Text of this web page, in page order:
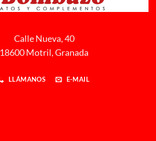
Calle Nueva, 40
18600 Motril, Granada
LLÁMANOS E-MAIL